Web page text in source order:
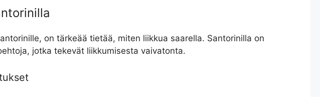
on tärkeää tietää, miten liikkua saarella. Santorinilla on
jotka tekevät liikkumisesta vaivatonta.